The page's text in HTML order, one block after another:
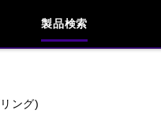
製品検索
ング)